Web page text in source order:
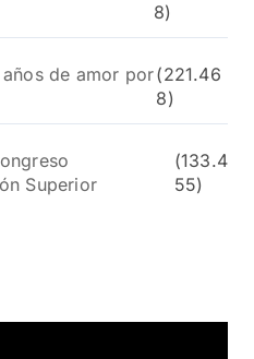
8)
de amor por(221.46
8)
Superior
(133.4
55)